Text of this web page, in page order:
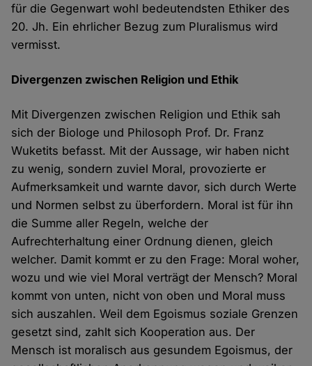
für die Gegenwart wohl bedeutendsten Ethiker des
20. Jh. Ein ehrlicher Bezug zum Pluralismus wird
vermisst.
Divergenzen zwischen Religion und Ethik
Mit Divergenzen zwischen Religion und Ethik sah
sich der Biologe und Philosoph Prof. Dr. Franz
Wuketits befasst. Mit der Aussage, wir haben nicht
zu wenig, sondern zuviel Moral, provozierte er
Aufmerksamkeit und warnte davor, sich durch Werte
und Normen selbst zu überfordern. Moral ist für ihn
die Summe aller Regeln, welche der
Aufrechterhaltung einer Ordnung dienen, gleich
welcher. Damit kommt er zu den Frage: Moral woher,
wozu und wie viel Moral verträgt der Mensch? Moral
kommt von unten, nicht von oben und Moral muss
sich auszahlen. Weil dem Egoismus soziale Grenzen
gesetzt sind, zahlt sich Kooperation aus. Der
Mensch ist moralisch aus gesundem Egoismus, der